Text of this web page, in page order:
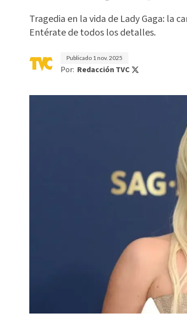
Tragedia en la vida de Lady Gaga: la
Entérate de todos los detalles.
Publicado 1 nov. 2025
Por: Redacción TVC